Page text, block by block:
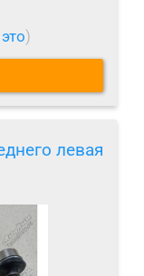
)
левая